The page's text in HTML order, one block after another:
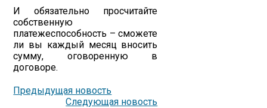
И обязательно просчитайте
собственную
платежеспособность – сможете
ли вы каждый месяц вносить
сумму, оговоренную в
договоре.
Предыдущая новость
Следующая новость